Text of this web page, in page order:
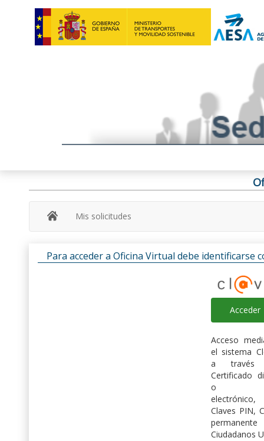
Mis solicitudes
Para acceder a Oficina Virtual debe identificarse
Acceder
Acceso
el sistema
a través
Certificado
o
electrónico,
Claves PIN,
Ciudadanos